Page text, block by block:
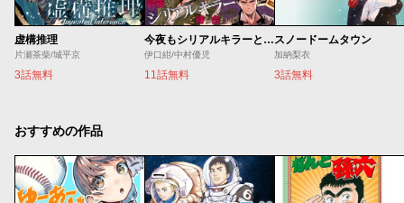
虚構推理
片瀬茶柴/城平京
3話無料
今夜もシリアルキラーと待ち合わせ
伊口紺/中村優児
11話無料
スノードームタウン
加納梨衣
3話無料
おすすめの作品